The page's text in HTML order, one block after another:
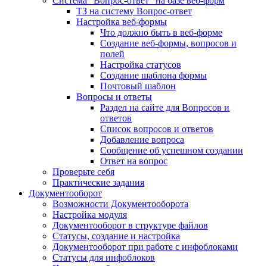
ТЗ на систему Вопрос-ответ
Настройка веб-формы
Что должно быть в веб-форме
Создание веб-формы, вопросов и
полей
Настройка статусов
Создание шаблона формы
Почтовый шаблон
Вопросы и ответы
Раздел на сайте для Вопросов и
ответов
Список вопросов и ответов
Добавление вопроса
Сообщение об успешном создании
Ответ на вопрос
Проверьте себя
Практические задания
Документооборот
Возможности Документооборота
Настройка модуля
Документооборот в структуре файлов
Статусы, создание и настройка
Документооборот при работе с инфоблоками
Статусы для инфоблоков